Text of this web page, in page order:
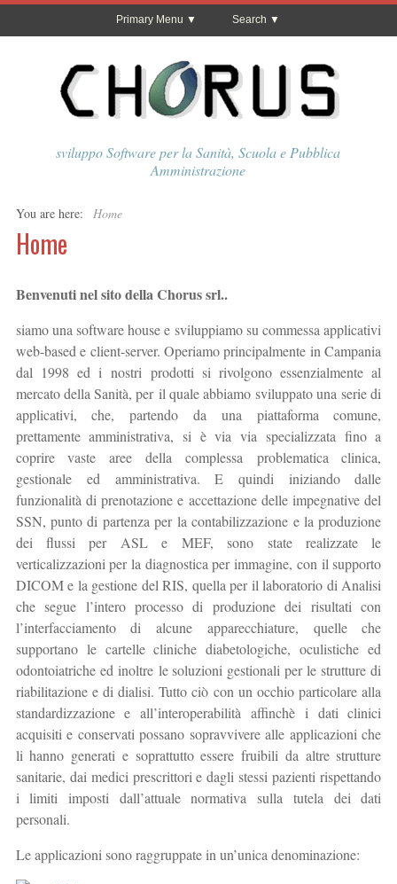
Primary Menu Search
sviluppo Software per la Sanità, Scuola e Pubblica
Amministrazione
You are here: Home
Home
Benvenuti nel sito della Chorus srl..
siamo una software house e sviluppiamo su commessa applicativi
web-based e client-server. Operiamo principalmente in Campania
dal 1998 ed i nostri prodotti si rivolgono essenzialmente al
mercato della Sanità, per il quale abbiamo sviluppato una serie di
applicativi, che, partendo da una piattaforma comune,
prettamente amministrativa, si è via via specializzata fino a
coprire vaste aree della complessa problematica clinica,
gestionale ed amministrativa. E quindi iniziando dalle
funzionalità di prenotazione e accettazione delle impegnative del
SSN, punto di partenza per la contabilizzazione e la produzione
dei flussi per ASL e MEF, sono state realizzate le
verticalizzazioni per la diagnostica per immagine, con il supporto
DICOM e la gestione del RIS, quella per il laboratorio di Analisi
che segue l’intero processo di produzione dei risultati con
l’interfacciamento di alcune apparecchiature, quelle che
supportano le cartelle cliniche diabetologiche, oculistiche ed
odontoiatriche ed inoltre le soluzioni gestionali per le strutture di
riabilitazione e di dialisi. Tutto ciò con un occhio particolare alla
standardizzazione e all’interoperabilità affinchè i dati clinici
acquisiti e conservati possano sopravvivere alle applicazioni che
li hanno generati e soprattutto essere fruibili da altre strutture
sanitarie, dai medici prescrittori e dagli stessi pazienti rispettando
i limiti imposti dall’attuale normativa sulla tutela dei dati
personali.
Le applicazioni sono raggruppate in un’unica denominazione: